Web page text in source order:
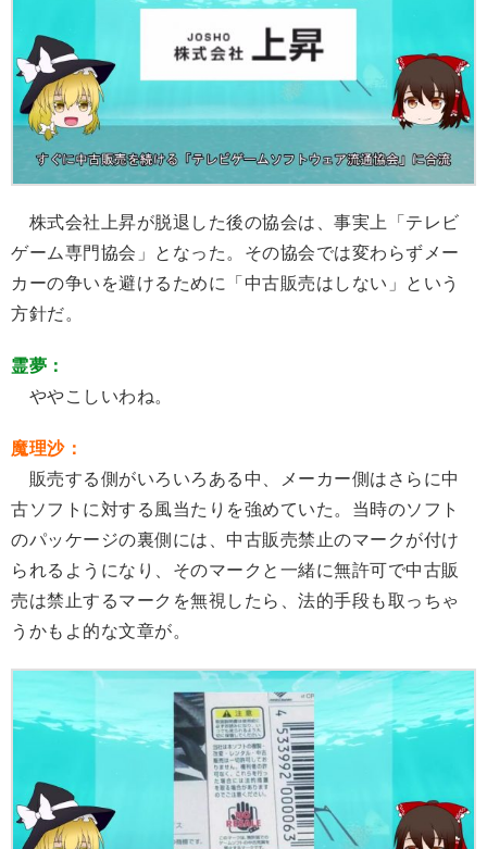
株式会社上昇が脱退した後の協会は、事実上「テレビ
ゲーム専門協会」となった。その協会では変わらずメー
カーの争いを避けるために「中古販売はしない」という
方針だ。
霊夢：
ややこしいわね。
魔理沙：
販売する側がいろいろある中、メーカー側はさらに中
古ソフトに対する風当たりを強めていた。当時のソフト
のパッケージの裏側には、中古販売禁止のマークが付け
られるようになり、そのマークと一緒に無許可で中古販
売は禁止するマークを無視したら、法的手段も取っちゃ
うかもよ的な文章が。